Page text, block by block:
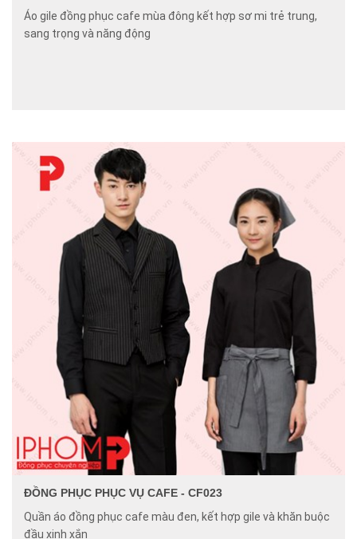
Áo gile đồng phục cafe mùa đông kết hợp sơ mi trẻ trung,
sang trọng và năng động
ĐỒNG PHỤC PHỤC VỤ CAFE - CF023
Quần áo đồng phục cafe màu đen, kết hợp gile và khăn buộc
đầu xinh xắn